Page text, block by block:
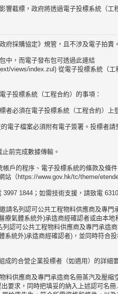
響截標，政府將透過電子投標系統（工
府採購協定》規管，且不涉及電子拍賣
中，而電子發布包可透過此連結
views/index.zul) 從電子投標系統（
子投標系統（工程合約）的事項：
者必須在電子投標系統（工程合約）上
電子檔案必須附有電子簽署。投標者
前完成數據傳輸。
戶的程序、電子投標系統的條款及條
站（https://www.gov.hk/tc/theme/
1844；如需技術支援，請致電
請名列認可公共工程物料供應商及專門
療氣體系統外)承造商經確認者或由本
認可公共工程物料供應商及專門承造
系統外)承造商經確認者)，並同時符合
成的合營企業投標者（如適用）的詳細
料供應商及專門承造商名冊蒸汽及壓縮
要求，同時把填妥的納入上述認可名